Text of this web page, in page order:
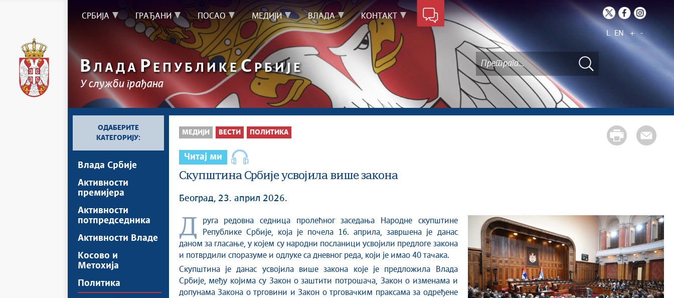
СРБИЈА ГРАЂАНИ ПОСАО МЕДИЈИ ВЛАДА КОНТАКТ
L EN + -
ВЛАДА Р ЕПУБЛИКЕС РБИЈЕ
У служби грађана
ОДАБЕРИТЕ
КАТЕГОРИЈУ:
Влада Србије
Активности
премијера
Активности
потпредседника
Активности Владе
Косово и
Метохија
Политика
МЕДИЈИ ВЕСТИ ПОЛИТИКА
Читај ми
Скупштина Србије усвојила више закона
Београд, 23. април 2026.
Друга редовна седница пролећног заседања Народне скупштине
Републике Србије, која је почела 16. априла, завршена је данас
даном за гласање, у којем су народни посланици усвојили предлоге закона
и потврдили споразуме и одлуке са дневног реда, који је имао 40 тачака.
Скупштина је данас усвојила више закона које је предложила Влада
Србије, међу којима су Закон о заштити потрошача, Закон о изменама и
допунама Закона о трговини и Закон о трговачким праксама за одређене